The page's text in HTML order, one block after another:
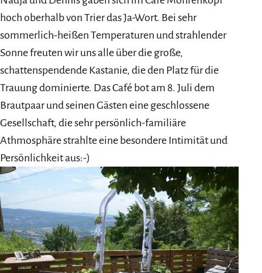
hoch oberhalb von Trier das Ja-Wort. Bei sehr
sommerlich-heißen Temperaturen und strahlender
Sonne freuten wir uns alle über die große,
schattenspendende Kastanie, die den Platz für die
Trauung dominierte. Das Café bot am 8. Juli dem
Brautpaar und seinen Gästen eine geschlossene
Gesellschaft, die sehr persönlich-familiäre
Athmosphäre strahlte eine besondere Intimität und
Persönlichkeit aus:-)